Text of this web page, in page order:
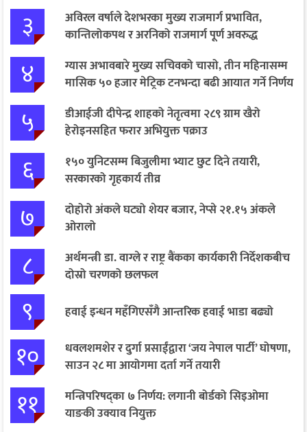
३
अविरल वर्षाले देशभरका मुख्य राजमार्ग प्रभावित,
कान्तिलोकपथ र अरनिको राजमार्ग पूर्ण अवरुद्ध
४
ग्यास अभावबारे मुख्य सचिवको चासो, तीन महिनासम्म
मासिक ५० हजार मेट्रिक टनभन्दा बढी आयात गर्ने निर्णय
५
डीआईजी दीपेन्द्र शाहको नेतृत्वमा २८९ ग्राम खैरो
हेरोइनसहित फरार अभियुक्त पक्राउ
६
१५० युनिटसम्म बिजुलीमा भ्याट छुट दिने तयारी,
सरकारको गृहकार्य तीव्र
७
दोहोरो अंकले घट्यो शेयर बजार, नेप्से २१.१५ अंकले
ओरालो
८
अर्थमन्त्री डा. वाग्ले र राष्ट्र बैंकका कार्यकारी निर्देशकबीच
दोस्रो चरणको छलफल
९ हवाई इन्धन महँगिएसँगै आन्तरिक हवाई भाडा बढ्यो
१०
धवलशमशेर र दुर्गा प्रसाईंद्वारा ‘जय नेपाल पार्टी’ घोषणा,
साउन २८ मा आयोगमा दर्ता गर्ने तयारी
११
मन्त्रिपरिषद्का ७ निर्णय: लगानी बोर्डको सिइओमा
याङकी उक्याव नियुक्त